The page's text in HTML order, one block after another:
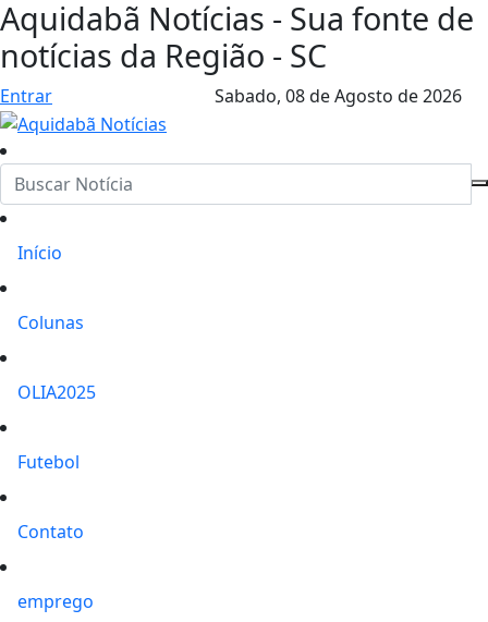
Aquidabã Notícias - Sua fonte de
notícias da Região - SC
Entrar Sabado, 08 de Agosto de 2026
Início
Colunas
OLIA2025
Futebol
Contato
emprego